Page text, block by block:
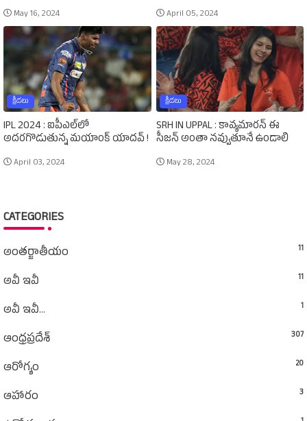
May 16, 2024 April 05, 2024
క్రీడలు
IPL 2024 : ఐపీఎల్‌లో
అదరగొడుతున్న మయాంక్‌ యాదవ్‌ !
April 03, 2024
క్రీడలు
SRH IN UPPAL : కావ్యమారన్‌ ఈ
సీజన్‌ అంతా నవ్వుతూనే ఉండాలి
May 28, 2024
CATEGORIES
అంతర్జాతీయం 11
అవీ ఇవీ 11
అవీ ఇవీ... 1
ఆంధ్రప్రదేశ్‌ 307
ఆరోగ్యం 20
ఆహారం 3